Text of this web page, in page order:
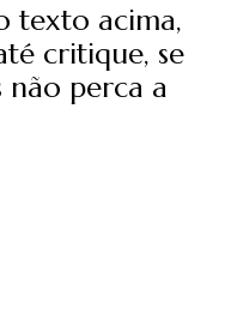
texto acima,
critique, se
não perca a